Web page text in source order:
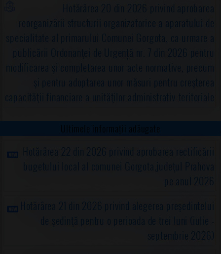
Hotărârea 20 din 2026 privind aprobarea
reorganizării structurii organizatorice a aparatului de
specialitate al primarului Comunei Gorgota, ca urmare a
publicării Ordonanţei de Urgență nr. 7 din 2026 pentru
modificarea şi completarea unor acte normative, precum
şi pentru adoptarea unor măsuri pentru creşterea
capacităţii financiare a unităţilor administrativ-teritoriale
Ultimele informații adăugate
Hotărârea 22 din 2026 privind aprobarea rectificării
bugetului local al comunei Gorgota,judeţul Prahova
pe anul 2026
Hotărârea 21 din 2026 privind alegerea preşedintelui
de şedinţă pentru o perioada de trei luni (iulie -
septembrie 2026)